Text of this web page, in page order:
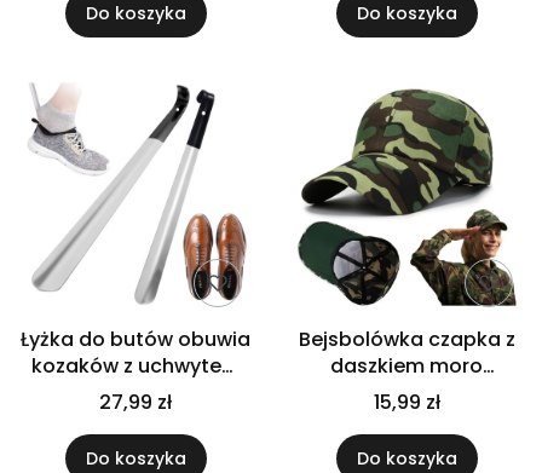
Do koszyka Do koszyka
Łyżka do butów obuwia
kozaków z uchwytem
metalowa długa
mocna twarda 72 cm
27,99 zł
Do koszyka
Bejsbolówka czapka z
daszkiem moro
wojskowa taktyczna
uniwersalna lekka
15,99 zł
Do koszyka